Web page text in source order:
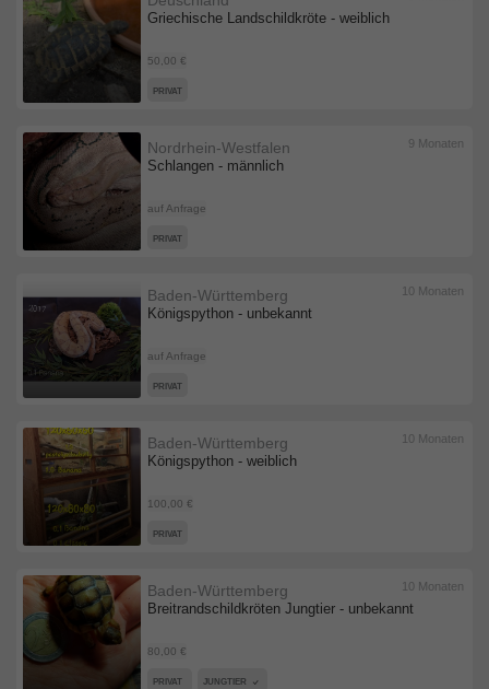
Griechische Landschildkröte - weiblich
50,00 €
PRIVAT
Schlangen - männlich
Nordrhein-Westfalen
auf Anfrage
9 Monaten
PRIVAT
Königspython - unbekannt
Baden-Württemberg
auf Anfrage
10 Monaten
PRIVAT
Königspython - weiblich
Baden-Württemberg
100,00 €
10 Monaten
PRIVAT
Breitrandschildkröten Jungtier - unbekannt
Baden-Württemberg
80,00 €
10 Monaten
PRIVAT JUNGTIER